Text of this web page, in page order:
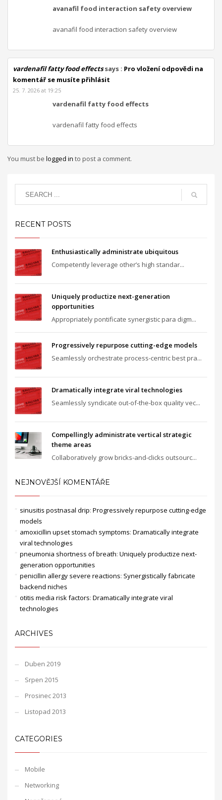
avanafil food interaction safety overview
avanafil food interaction safety overview
vardenafil fatty food effectssays : Pro vložení odpovědi na
komentář se musíte přihlásit
25. 7. 2026 at 19:25
vardenafil fatty food effects
vardenafil fatty food effects
You must be logged in to post a comment.
RECENT POSTS
Enthusiastically administrate ubiquitous
Competently leverage other’s high standar...
Uniquely productize next-generation
opportunities
Appropriately pontificate synergistic para digm...
Progressively repurpose cutting-edge models
Seamlessly orchestrate process-centric best pra...
Dramatically integrate viral technologies
Seamlessly syndicate out-of-the-box quality vec...
Compellingly administrate vertical strategic
theme areas
Collaboratively grow bricks-and-clicks outsourc...
NEJNOVĚJŠÍ KOMENTÁŘE
sinusitis postnasal drip: Progressively repurpose cutting-edge
models
amoxicillin upset stomach symptoms: Dramatically integrate
viral technologies
pneumonia shortness of breath: Uniquely productize next-
generation opportunities
penicillin allergy severe reactions: Synergistically fabricate
backend niches
otitis media risk factors: Dramatically integrate viral
technologies
ARCHIVES
Duben 2019
Srpen 2015
Prosinec 2013
Listopad 2013
CATEGORIES
Mobile
Networking